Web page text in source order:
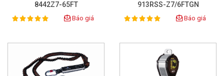
8442Z7-65FT
Rating:
100% Báo giá
913RSS-Z7/6FTGN
Rating:
100% Báo giá